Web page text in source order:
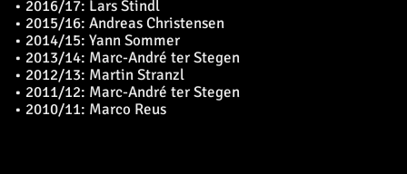
• 2016/17: Lars Stindl
• 2015/16: Andreas Christensen
• 2014/15: Yann Sommer
• 2013/14: Marc-André ter Stegen
• 2012/13: Martin Stranzl
• 2011/12: Marc-André ter Stegen
• 2010/11: Marco Reus